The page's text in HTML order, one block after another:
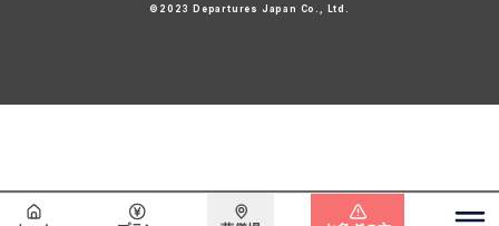
会員登録で 最大15万円割引
©2023 Departures Japan Co., Ltd.